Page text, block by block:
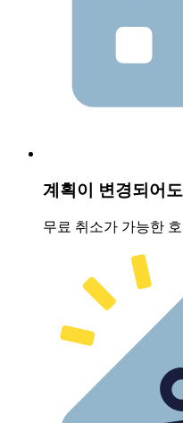
계획이 변경되어
무료 취소가 가능한